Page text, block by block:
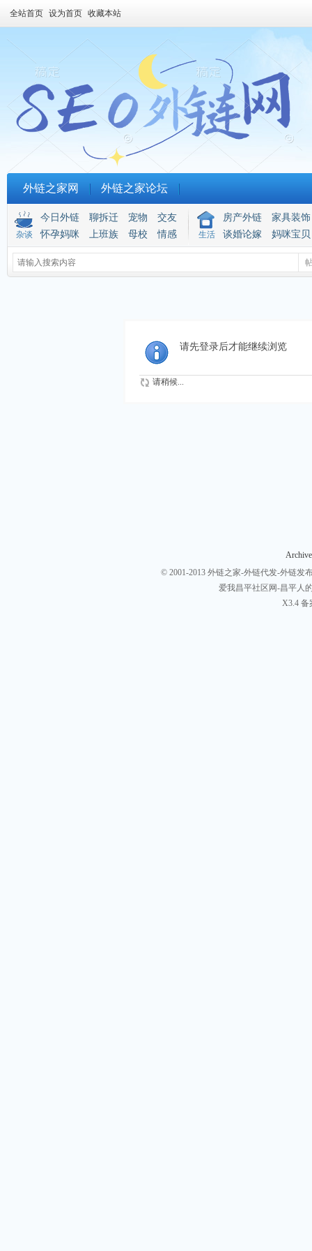
全站首页 设为首页 收藏本站
外链之家网 外链之家论坛
杂谈
今日外链 聊拆迁 宠物
交友
怀孕妈咪
上班族 母校 情感 生活
房产外链
家具装饰
谈婚论嫁
妈咪宝贝
请先登录后才能继续浏览
请稍候...
© 2001-2013 外链之家-外链代发-外链发
爱我昌平社区网-昌平人
X3.4备